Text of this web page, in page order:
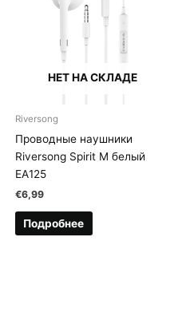
НЕТ НА СКЛАДЕ
Riversong
Проводные наушники
Riversong Spirit M белый
EA125
€6,99
Подробнее